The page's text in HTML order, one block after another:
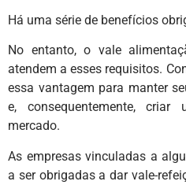
Há uma série de benefícios
No entanto, o vale
atendem a esses requisitos.
essa vantagem para manter
e, consequentemente,
mercado.
As empresas vinculadas a
a ser obrigadas a dar vale-